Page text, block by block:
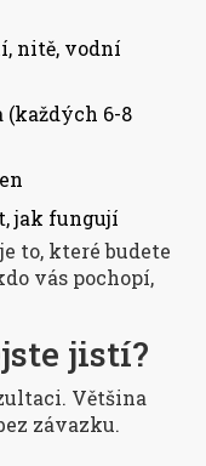
nitě, vodní
6-8
jak fungují
to, které budete
vás pochopí,
jistí?
Většina
závazku.